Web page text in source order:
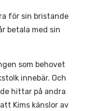
för sin bristande
betala med sin
som behovet
innebär. Och
hittar på andra
Kims känslor av